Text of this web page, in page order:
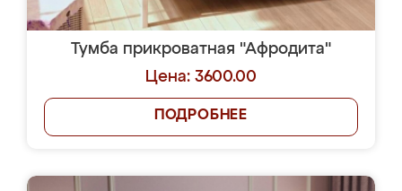
Тумба прикроватная "Афродита"
Цена: 3600.00
ПОДРОБНЕЕ